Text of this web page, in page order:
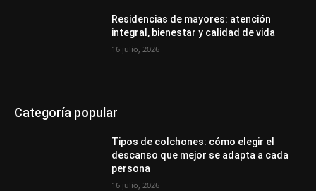
Residencias de mayores: atención
integral, bienestar y calidad de vida
16 julio, 2026
Categoría popular
Tipos de colchones: cómo elegir el
descanso que mejor se adapta a cada
persona
16 julio, 2026